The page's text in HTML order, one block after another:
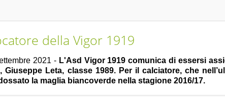
della Vigor 1919
2021 - L'Asd Vigor 1919 comunica di essersi
Giuseppe Leta, classe 1989. Per il calciatore, che
la maglia biancoverde nella stagione 2016/17.